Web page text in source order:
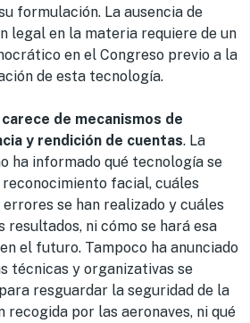
formulación. La ausencia de
legal en la materia requiere de un
en el Congreso previo a la
de esta tecnología.
de mecanismos de
y rendición de cuentas. La
ha informado qué tecnología se
facial, cuáles
se han realizado y cuáles
resultados, ni cómo se hará esa
el futuro. Tampoco ha anunciado
técnicas y organizativas se
resguardar la seguridad de la
recogida por las aeronaves, ni qué